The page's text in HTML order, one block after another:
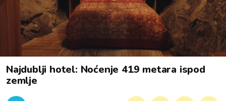
Najdublji hotel: Noćenje 419 metara ispod
zemlje